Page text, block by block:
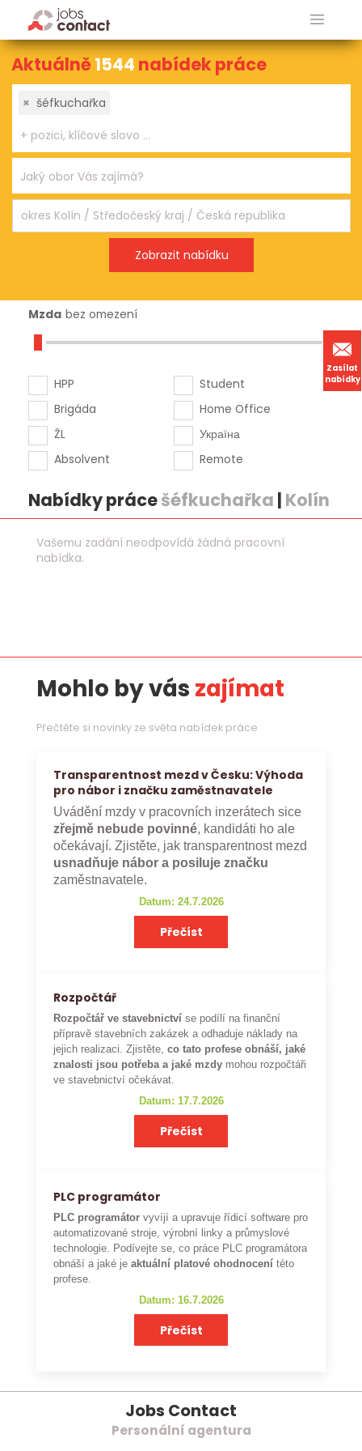
Zasílat
nabídky
Aktuálně1544 nabídek práce
× šéfkuchařka
Mzda bez omezení
HPP
Brigáda
ŽL
Absolvent
Student
Home Office
Україна
Remote
Nabídky prácešéfkuchařka | Kolín
Vašemu zadání neodpovídá žádná pracovní
nabídka.
Mohlo by vás zajímat
Přečtěte si novinky ze světa nabídek práce
Transparentnost mezd v Česku: Výhoda
pro nábor i značku zaměstnavatele
Uvádění mzdy v pracovních inzerátech sice
zřejmě nebude povinné, kandidáti ho ale
očekávají. Zjistěte, jak transparentnost mezd
usnadňuje nábor a posiluje značku
zaměstnavatele.
Datum: 24.7.2026
Přečíst
Rozpočtář
Rozpočtář ve stavebnictví se podílí na finanční
přípravě stavebních zakázek a odhaduje náklady na
jejich realizaci. Zjistěte,co tato profese obnáší, jaké
znalosti jsou potřeba a jaké mzdy mohou rozpočtáři
ve stavebnictví očekávat.
Datum: 17.7.2026
Přečíst
PLC programátor
PLC programátor vyvíjí a upravuje řídicí software pro
automatizované stroje, výrobní linky a průmyslové
technologie. Podívejte se, co práce PLC programátora
obnáší a jaké je aktuální platové ohodnocení této
profese.
Datum: 16.7.2026
Přečíst
Jobs Contact
Personální agentura